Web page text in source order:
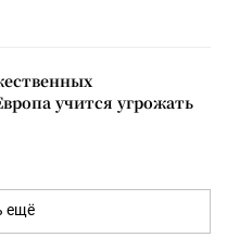
учится угрожать
ещё